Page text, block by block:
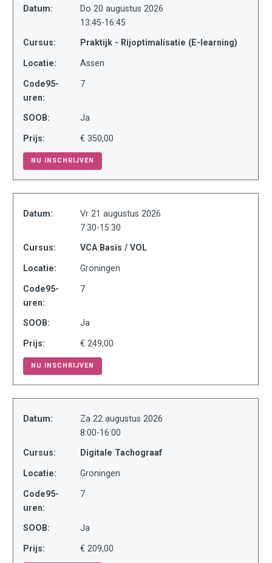
Datum:
Do 20 augustus 2026
13:45-16:45
Cursus: Praktijk - Rijoptimalisatie (E-learning)
Locatie: Assen
Code95-
uren:
7
SOOB: Ja
Prijs: € 350,00
NU INSCHRIJVEN
Datum:
Vr 21 augustus 2026
7:30-15:30
Cursus: VCA Basis / VOL
Locatie: Groningen
Code95-
uren:
7
SOOB: Ja
Prijs: € 249,00
NU INSCHRIJVEN
Datum:
Za 22 augustus 2026
8:00-16:00
Cursus: Digitale Tachograaf
Locatie: Groningen
Code95-
uren:
7
SOOB: Ja
Prijs: € 209,00